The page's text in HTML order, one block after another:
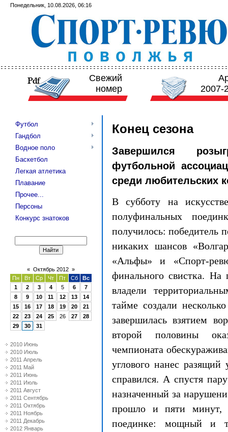
Понедельник, 10.08.2026, 06:16
Свежий
номер
2007-
Футбол
Гандбол
Водное поло
Баскетбол
Легкая атлетика
Плавание
Прочее...
Персоны
Конкурс знатоков
« Октябрь 2012 »
Пн
Вт Ср Чт Пт Сб
Вс
1
2 3 4 5 6
7
8
9 10 11 12 13
14
15
16 17 18 19 20
21
22
23 24 25 26 27
28
29
30 31
2010 Июнь
2010 Июль
2011 Апрель
2011 Май
2011 Июнь
2011 Июль
2011 Август
2011 Сентябрь
2011 Октябрь
2011 Ноябрь
2011 Декабрь
2012 Январь
Конец сезона
Завершился
футбольной
среди любительских
В субботу на
полуфинальных
получилось: победитель
никаких шансов
«Альфы» и «Спорт-
финального свистка. На
владели
тайме создали
завершилась взятием
второй половины
чемпионата
углового нанес
справился. А спустя
назначенный за
прошло и пяти минут,
поединке: мощный и